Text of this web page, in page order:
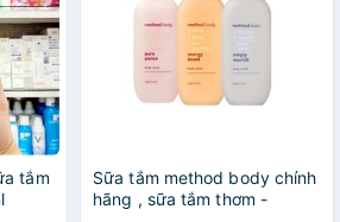
tắm
Sữa tắm method body chính
hãng , sữa tắm thơm -